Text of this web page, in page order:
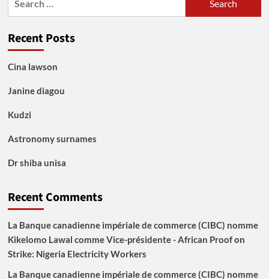
Recent Posts
Cina lawson
Janine diagou
Kudzi
Astronomy surnames
Dr shiba unisa
Recent Comments
La Banque canadienne impériale de commerce (CIBC) nomme
Kikelomo Lawal comme Vice-présidente - African Proofon
Strike: Nigeria Electricity Workers
La Banque canadienne impériale de commerce (CIBC) nomme